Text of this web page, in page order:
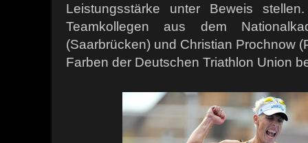
Leistungsstärke unter Beweis
Teamkollegen aus dem
(Saarbrücken) und Christian Prochnow
Farben der Deutschen Triathlon Union